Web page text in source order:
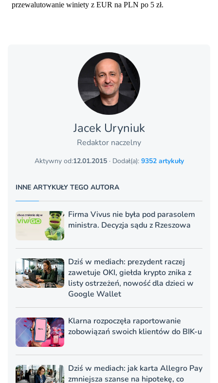
Jacek Uryniuk
Redaktor naczelny
Aktywny od:12.01.2015· Dodał(a): 9352 artykuły
INNE ARTYKUŁY TEGO AUTORA
Firma Vivus nie była pod parasolem
ministra. Decyzja sądu z Rzeszowa
Dziś w mediach: prezydent raczej
zawetuje OKI, giełda krypto znika z
listy ostrzeżeń, nowość dla dzieci w
Google Wallet
Klarna rozpoczęła raportowanie
zobowiązań swoich klientów do BIK-u
Dziś w mediach: jak karta Allegro Pay
zmniejsza szanse na hipotekę, co